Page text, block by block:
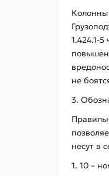
Колонны
1.424.1-
не
3.
несут в
1. 10 –